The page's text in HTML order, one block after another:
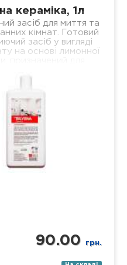
кераміка, 1л
засіб для миття та
кімнат. Готовий
засіб у вигляді
на основі лимонної
керамічним…
90.00 грн.